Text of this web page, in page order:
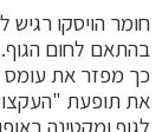
חומר הויסקו
כך מפזר את עומס
את תופעת
לגוף ומקטינה